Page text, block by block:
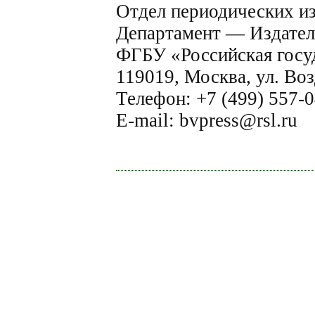
Отдел периодических
Департамент —
ФГБУ «Российская
119019, Москва, ул.
Телефон: +7 (499) 557-
E-mail: bvpress@rsl.ru